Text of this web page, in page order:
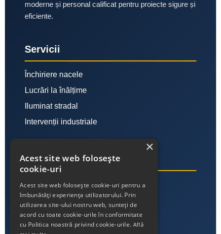
moderne și personal calificat pentru proiecte sigure și
eficiente.
Servicii
Închiriere nacele
Lucrări la înălțime
Iluminat stradal
Intervenții industriale
Link-uri utile
Despre noi
Contact
Politica de confidențialitate
×
Acest site web folosește
cookie-uri
Acest site web folosește cookie-uri pentru a
îmbunătăți experiența utilizatorului. Prin
utilizarea site-ului nostru web, sunteți de
acord cu toate cookie-urile în conformitate
cu Politica noastră privind cookie-urile. Află